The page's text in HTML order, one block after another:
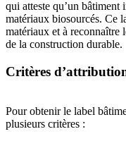
qui atteste qu’un
matériaux biosourcés. Ce
matériaux et à reconnaître
de la construction durable.
Critères
Pour obtenir le label
plusieurs critères :